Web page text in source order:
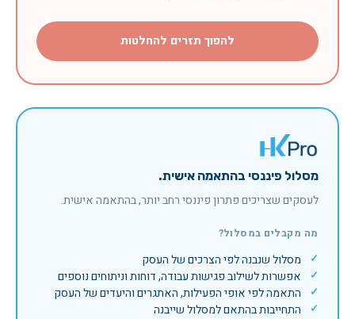
להפוך תזרים להחלטות
מסלול פיננסי בהתאמה אישית.
לעסקים שצריכים פתרון פיננסי רחב יותר, בהתאמה אישית.
מה מקבלים במסלול?
מסלול שנבנה לפי הצרכים של העסק
אפשרות לשילוב פגישות עבודה, דוחות וניתוחים נוספים
התאמה לפי אופי הפעילות, האתגרים והיעדים של העסק
התחייבות בהתאם למסלול שייבנה